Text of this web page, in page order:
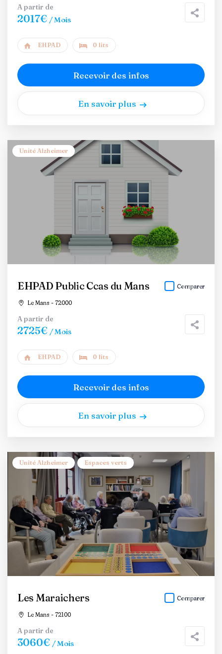
A partir de
2017€ / Mois
EHPAD 0 lits
Recevoir des infos
En savoir plus
Unité Alzheimer
EHPAD Public Ccas du Mans
Le Mans - 72000
Comparer
A partir de
2725€ / Mois
EHPAD 0 lits
Recevoir des infos
En savoir plus
Unité Alzheimer Espaces verts
Les Maraichers
Le Mans - 72100
Comparer
A partir de
3060€ / Mois